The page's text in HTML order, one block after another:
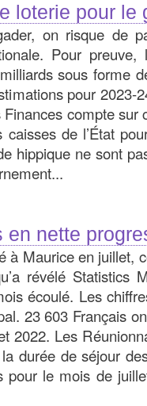
loterie pour le
on risque de
Pour
sous forme
pour 2023-
compte sur
de l’État
hippique ne sont
en nette
à Maurice en juillet,
révélé Statistics
écoulé. Les
23 603 Français
2022. Les
durée de séjour
pour le mois de